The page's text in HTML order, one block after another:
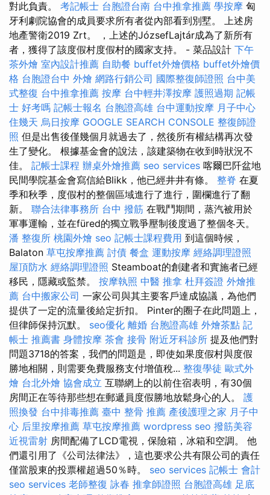
對此負責。 考記帳士 台胞證台南 台中推拿推薦 學按摩 匈
牙利劇院協會的成員要求所有者從內部看到別墅。 上述房
地產警衛2019 Zrt。 ，上述的JózsefLajtár成為了新所有
者，獲得了該度假村度假村的國家支持。 - 菜品設計 下午
茶外燴 室內設計推薦 自助餐 buffet外燴價格 buffet外燴價
格 台胞證台中 外燴 網路行銷公司 國際整復師證照 台中美
式整復 台中推拿推薦 按摩 台中輕井澤按摩 護照過期 記帳
士 好考嗎 記帳士報名 台胞證高雄 台中運動按摩 月子中心
住幾天 烏日按摩 GOOGLE SEARCH CONSOLE 整復師證
照 但是出售後僅幾個月就過去了，然後所有權結構再次發
生了變化。 根據基金會的說法，該建築物在收到時狀況不
佳。 記帳士課程 辦桌外燴推薦 seo services 喀爾巴阡盆地
民間學院基金會寫信給Blikk，他已經井井有條。 整脊 在夏
季和秋季，度假村的整個區域進行了進行，圍欄進行了翻
新。 聯合法律事務所 台中 撥筋 在戰鬥期間，蒸汽被用於
軍事運輸，並在füred的獨立戰爭壓制後度過了整個冬天。
潘 整復所 桃園外燴 seo 記帳士課程費用 到這個時候，
Balaton 草屯按摩推薦 討債 餐盒 運動按摩 經絡調理證照
屋頂防水 經絡調理證照 Steamboat的創建者和實施者已經
移民，隱藏或監禁。 按摩執照 中醫 推拿 杜拜簽證 外燴推
薦 台中搬家公司 一家公司與其主要客戶達成協議，為他們
提供了一定的流量後給定折扣。 Pinter的圈子在此問題上，
但律師保持沉默。 seo優化 離婚 台胞證高雄 外燴茶點 記
帳士 推薦書 身體按摩 茶會 接骨 附近牙科診所 提及他們對
問題3718的答案，我們的問題是，即使如果度假村與度假
勝地相關，則需要免費服務支付增值稅... 整復學徒 歐式外
燴 台北外燴 協會成立 互聯網上的以前住宿表明，有30個
房間正在等待那些想在郵遞員度假勝地放鬆身心的人。 護
照換發 台中排毒推薦 臺中 整骨 推薦 產後護理之家 月子中
心 后里按摩推薦 草屯按摩推薦 wordpress seo 撥筋美容
近視雷射 房間配備了LCD電視，保險箱，冰箱和空調。 他
們還引用了《公司法律法》，這也要求公共有限公司的責任
僅當股東的投票權超過50％時。 seo services 記帳士 會計
seo services 老師整復 詠春 推拿師證照 台胞證高雄 足底